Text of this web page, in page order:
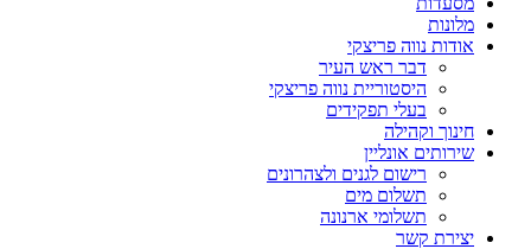
מלונות
אודות נווה פריצקי
דבר ראש העיר
היסטוריית נווה פריצקי
בעלי תפקידים
חינוך וקהילה
שירותים אונליין
רישום לגנים ולצהרונים
תשלום מים
תשלומי ארנונה
יצירת קשר